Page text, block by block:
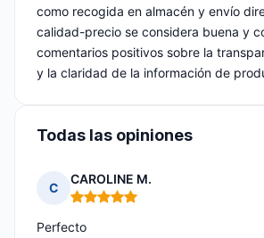
como recogida en almacén y envío
calidad-precio se considera buena y
comentarios positivos sobre la
y la claridad de la información de
Todas las opiniones
C
CAROLINE M.
Nota: 5 de 5
Perfecto